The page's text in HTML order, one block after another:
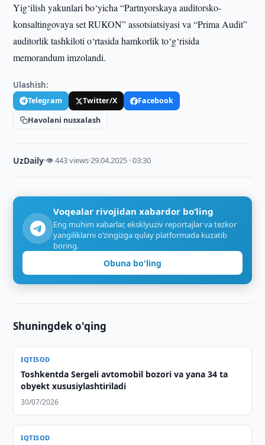
Yig‘ilish yakunlari bo‘yicha “Partnyorskaya auditorsko-
konsaltingovaya set RUKON” assotsiatsiyasi va “Prima Audit”
auditorlik tashkiloti o‘rtasida hamkorlik to‘g‘risida
memorandum imzolandi.
Ulashish:
Telegram Twitter/X
Facebook
Havolani nusxalash
UzDaily·👁 443 views·29.04.2025 · 03:30
Voqealar rivojidan xabardor bo‘ling
Eng muhim xabarlar, eksklyuziv reportajlar va tezkor
yangiliklarni o‘zingizga qulay platformada kuzatib
boring.
Obuna bo'ling
Shuningdek o'qing
IQTISOD
Toshkentda Sergeli avtomobil bozori va yana 34 ta
obyekt xususiylashtiriladi
30/07/2026
IQTISOD